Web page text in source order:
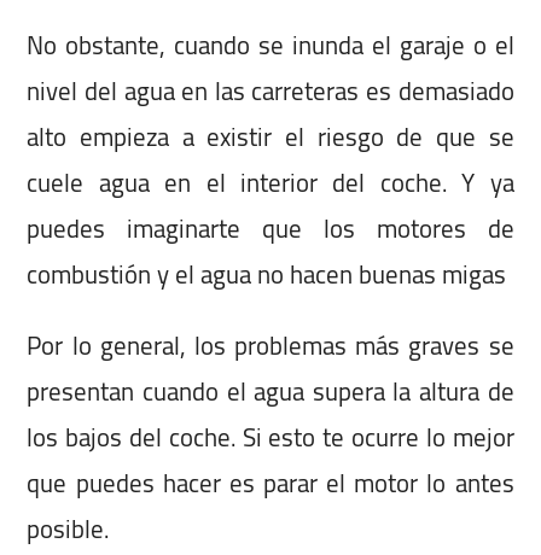
No obstante, cuando se inunda el garaje o el
nivel del agua en las carreteras es demasiado
alto empieza a existir el riesgo de que se
cuele agua en el interior del coche. Y ya
puedes imaginarte que los motores de
combustión y el agua no hacen buenas migas
Por lo general, los problemas más graves se
presentan cuando el agua supera la altura de
los bajos del coche. Si esto te ocurre lo mejor
que puedes hacer es parar el motor lo antes
posible.